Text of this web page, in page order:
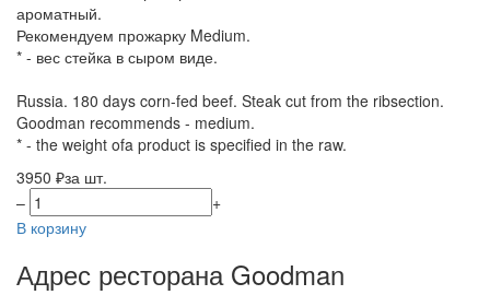
ароматный.
Рекомендуем прожарку Medium.
* - вес стейка в сыром виде.
Russia. 180 days corn-fed beef. Steak cut from the ribsection.
Goodman recommends - medium.
* - the weight ofa product is specified in the raw.
3950 ₽за шт.
–
+
В корзину
Адрес ресторана Goodman